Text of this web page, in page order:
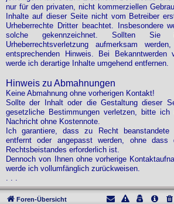
nur für den privaten, nicht kommerziellen
Inhalte auf dieser Seite nicht vom Betreiber
Urheberrechte Dritter beachtet. Insbesondere
solche gekennzeichnet. Sollten
Urheberrechtsverletzung aufmerksam
entsprechenden Hinweis. Bei Bekanntwerden
werde ich derartige Inhalte umgehend entfernen.
Hinweis zu Abmahnungen
Keine Abmahnung ohne vorherigen Kontakt!
Sollte der Inhalt oder die Gestaltung dieser
gesetzliche Bestimmungen verletzen, bitte ich
Nachricht ohne Kostennote.
Ich garantiere, dass zu Recht beanstandete
entfernt oder angepasst werden, ohne dass
Rechtsbeistandes erforderlich ist.
Dennoch von Ihnen ohne vorherige
werde ich vollumfänglich zurückweisen.
. . .
Foren-Übersicht